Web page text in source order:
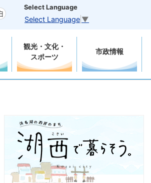
Select Language
Select Language ▼
観光・文化・
スポーツ
市政情報